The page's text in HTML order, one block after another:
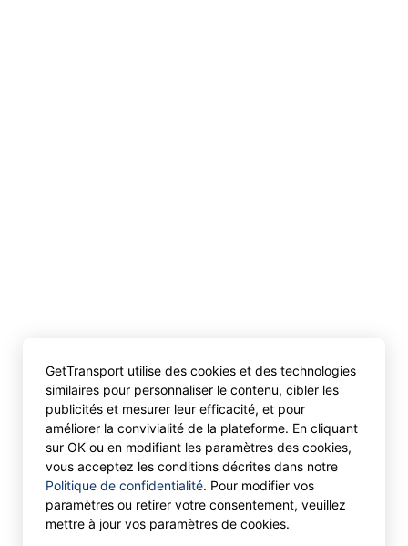
GetTransport utilise des cookies et des technologies
similaires pour personnaliser le contenu, cibler les
publicités et mesurer leur efficacité, et pour
améliorer la convivialité de la plateforme. En cliquant
sur OK ou en modifiant les paramètres des cookies,
vous acceptez les conditions décrites dans notre
Politique de confidentialité. Pour modifier vos
paramètres ou retirer votre consentement, veuillez
mettre à jour vos paramètres de cookies.